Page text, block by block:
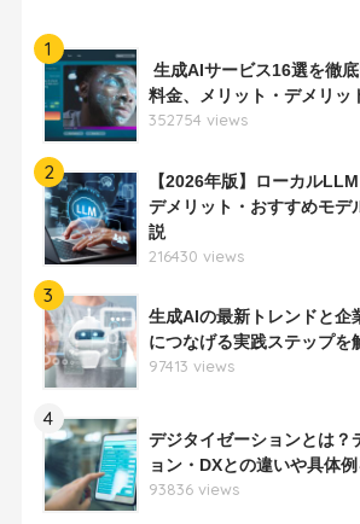
1
生成AIサービス16選を徹
料金、メリット・デメリッ
352754 views
2
【2026年版】ローカル
デメリット・おすすめモデ
説
216430 views
3
生成AIの最新トレンドと企
につなげる実践ステップを
97413 views
4
デジタイゼーションとは？
ョン・DXとの違いや具体
93836 views